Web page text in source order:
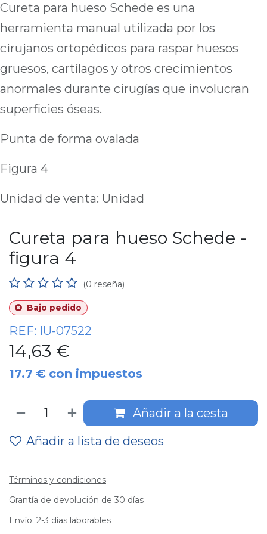
Cureta para hueso Schede es una
herramienta manual utilizada por los
cirujanos ortopédicos para raspar huesos
gruesos, cartílagos y otros crecimientos
anormales durante cirugías que involucran
superficies óseas.
Punta de forma ovalada
Figura 4
Unidad de venta: Unidad
Cureta para hueso Schede -
figura 4
(0 reseña)
Bajo pedido
REF: IU-07522
14,63 €
17.7 € con impuestos
Añadir a la cesta
Añadir a lista de deseos
Términos y condiciones
Grantía de devolución de 30 días
Envío: 2-3 días laborables